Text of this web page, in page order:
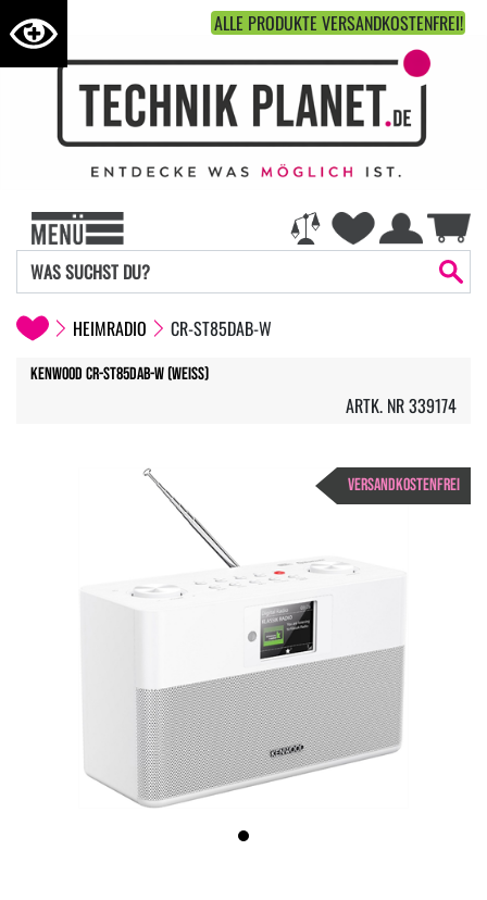
ALLE PRODUKTE VERSANDKOSTENFREI!
HEIMRADIO CR-ST85DAB-W
Kenwood CR-ST85DAB-W (weiss)
ARTK. NR 339174
VERSANDKOSTENFREI